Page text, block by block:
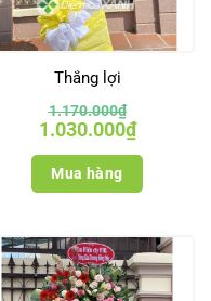
Thắng lợi
1.170.000₫
Giá
gốc
là:
1.170.000₫.
1.030.000₫Giá
hiện
tại
Mua hàng